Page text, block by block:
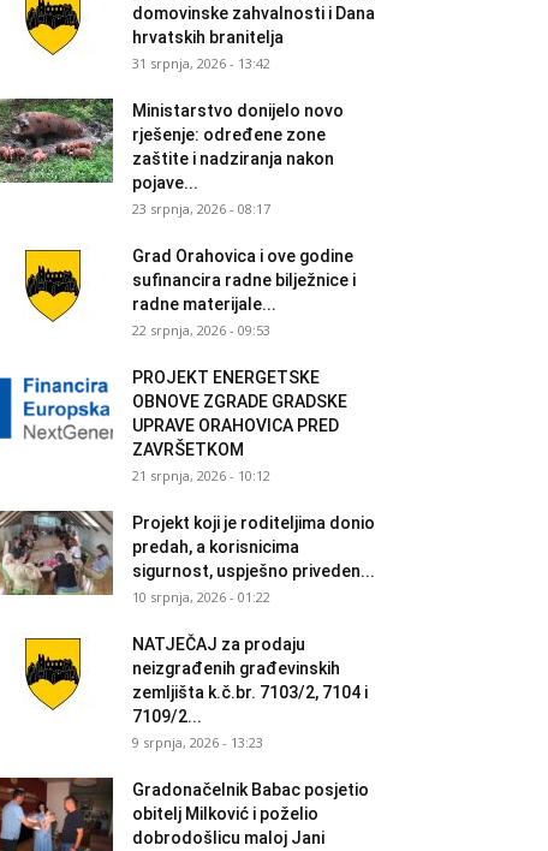
domovinske zahvalnosti i Dana
hrvatskih branitelja
31 srpnja, 2026 - 13:42
Ministarstvo donijelo novo
rješenje: određene zone
zaštite i nadziranja nakon
pojave...
23 srpnja, 2026 - 08:17
Grad Orahovica i ove godine
sufinancira radne bilježnice i
radne materijale...
22 srpnja, 2026 - 09:53
PROJEKT ENERGETSKE
OBNOVE ZGRADE GRADSKE
UPRAVE ORAHOVICA PRED
ZAVRŠETKOM
21 srpnja, 2026 - 10:12
Projekt koji je roditeljima donio
predah, a korisnicima
sigurnost, uspješno priveden...
10 srpnja, 2026 - 01:22
NATJEČAJ za prodaju
neizgrađenih građevinskih
zemljišta k.č.br. 7103/2, 7104 i
7109/2...
9 srpnja, 2026 - 13:23
Gradonačelnik Babac posjetio
obitelj Milković i poželio
dobrodošlicu maloj Jani